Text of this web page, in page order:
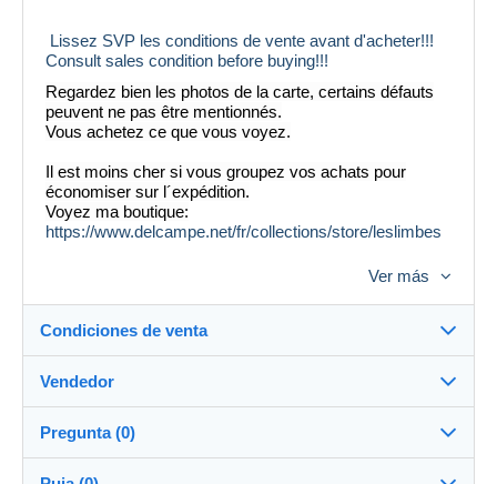
Lissez SVP les conditions de vente avant d'acheter!!!
Consult sales condition before buying!!!
Regardez bien les photos de la carte, certains défauts
peuvent ne pas être mentionnés.
Vous achetez ce que vous voyez.
Il est moins cher si vous groupez vos achats pour
économiser sur l´expédition.
Voyez ma boutique:
https://www.delcampe.net/fr/collections/store/leslimbes
Ver más
Condiciones de venta
Destino:
Ver la lista de países
Entrega en persona:
Vendedor
leslimbes100%(2041x)
Pregunta (0)